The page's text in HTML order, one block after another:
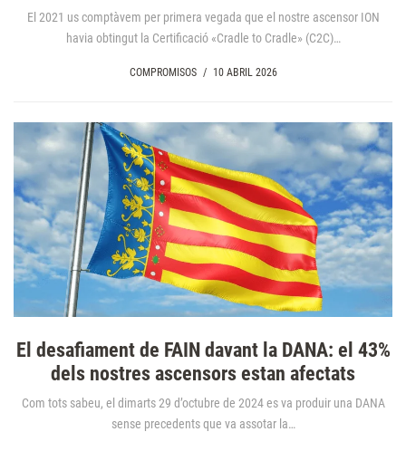
El 2021 us comptàvem per primera vegada que el nostre ascensor ION
havia obtingut la Certificació «Cradle to Cradle» (C2C)…
COMPROMISOS / 10 ABRIL 2026
El desafiament de FAIN davant la DANA: el 43%
dels nostres ascensors estan afectats
Com tots sabeu, el dimarts 29 d’octubre de 2024 es va produir una DANA
sense precedents que va assotar la…